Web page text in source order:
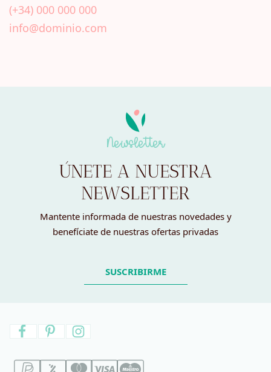
(+34) 000 000 000
info@dominio.com
Newsletter
ÚNETE A NUESTRA
NEWSLETTER
Mantente informada de nuestras novedades y
benefíciate de nuestras ofertas privadas
SUSCRIBIRME